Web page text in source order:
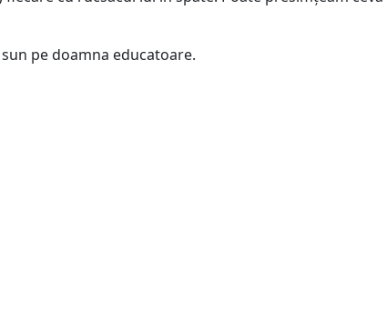
pe doamna educatoare.